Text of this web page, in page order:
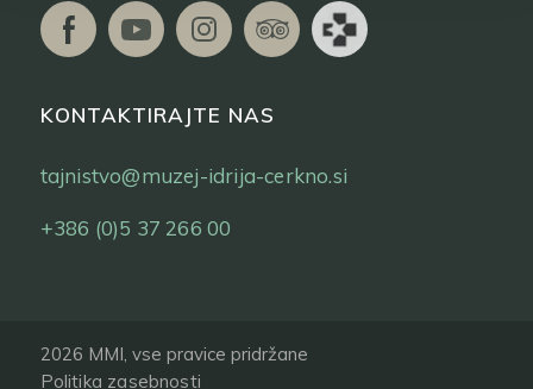
KONTAKTIRAJTE NAS
tajnistvo@muzej-idrija-cerkno.si
+386 (0)5 37 266 00
2026 MMI, vse pravice pridržane
Politika zasebnosti